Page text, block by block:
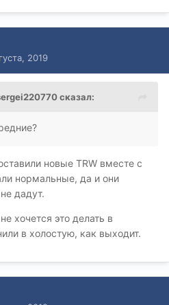
2019
сказал:
новые TRW вместе с
нормальные, да и они
дадут.
хочется это делать в
в холостую, как выходит.